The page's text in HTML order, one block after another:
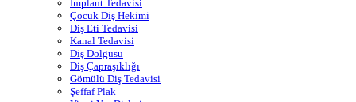
İmplant Tedavisi
Çocuk Diş Hekimi
Diş Eti Tedavisi
Kanal Tedavisi
Diş Dolgusu
Diş Çapraşıklığı
Gömülü Diş Tedavisi
Şeffaf Plak